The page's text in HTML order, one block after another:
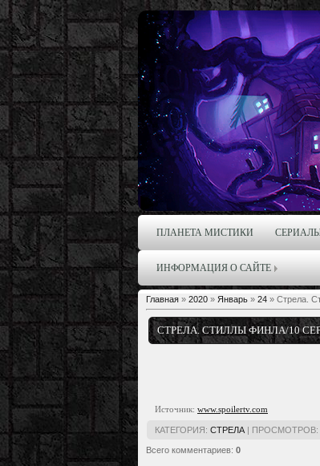
ПЛАНЕТА МИСТИКИ
ИНФОРМАЦИЯ О САЙТЕ
Главная » 2020 » Январь » 24 » Стрела.
СТРЕЛА. СТИЛЛЫ ФИНЛА/10
Источник: www.spoilertv.com
КАТЕГОРИЯ: СТРЕЛА | ПРОСМОТРОВ:
Всего комментариев: 0